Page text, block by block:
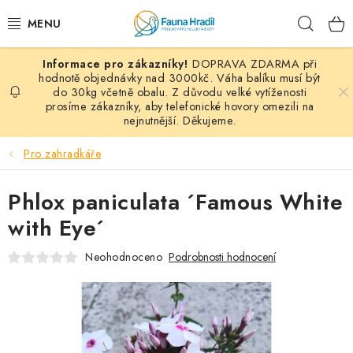
na
PAPOUŠCI A EXOTI
ZRNINY A OBILOVINY
MDM KRMIVA
BLOG
KONTAKT
DOPRAVA ZDARMA při
hodnotě objednávky nad 3000kč. Váha balíku musí být
do 30kg včetně obalu. Z důvodu velké vytíženosti
prosíme zákazníky, aby telefonické hovory omezili na
nejnutnější. Děkujeme.
Pro zahradkáře
Phlox paniculata ´Famous White
with Eye´
Neohodnoceno Podrobnosti hodnocení